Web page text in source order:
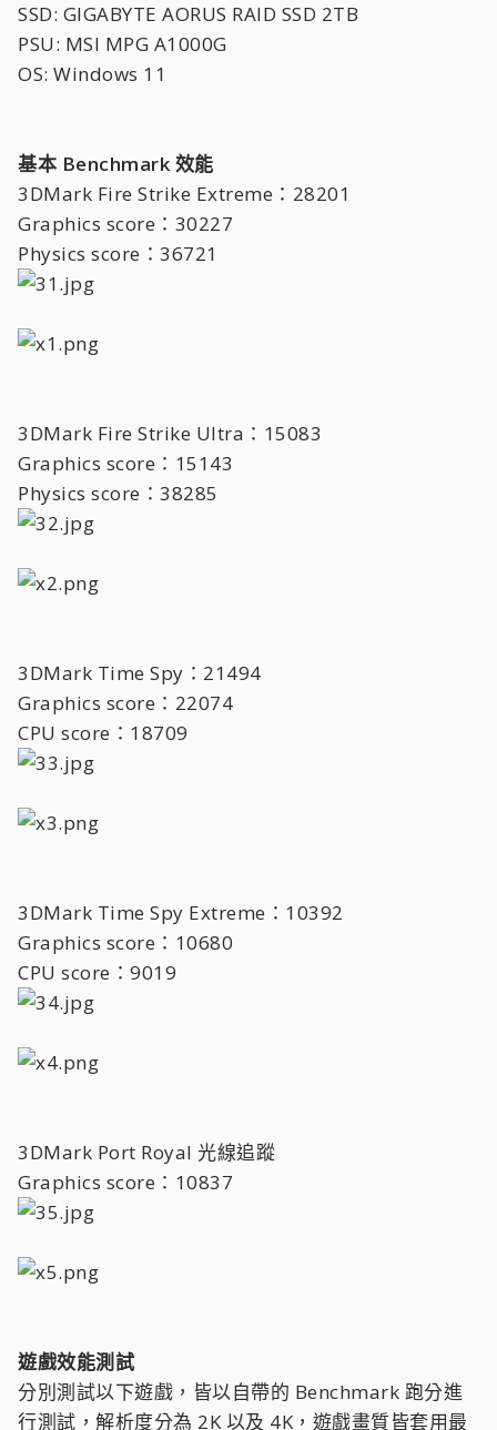
SSD: GIGABYTE AORUS RAID SSD 2TB
PSU: MSI MPG A1000G
OS: Windows 11
基本 Benchmark 效能
3DMark Fire Strike Extreme：28201
Graphics score：30227
Physics score：36721
3DMark Fire Strike Ultra：15083
Graphics score：15143
Physics score：38285
3DMark Time Spy：21494
Graphics score：22074
CPU score：18709
3DMark Time Spy Extreme：10392
Graphics score：10680
CPU score：9019
3DMark Port Royal 光線追蹤
Graphics score：10837
遊戲效能測試
分別測試以下遊戲，皆以自帶的 Benchmark 跑分進
行測試，解析度分為 2K 以及 4K，遊戲畫質皆套用最